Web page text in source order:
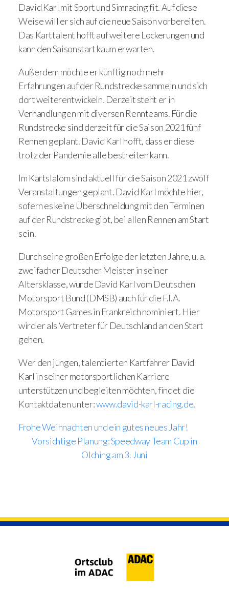
David Karl mit Sport und Simracing fit. Auf diese
Weise will er sich auf die neue Saison vorbereiten.
Das Karttalent hofft auf weitere Lockerungen und
kann den Saisonstart kaum erwarten.
Außerdem möchte er künftig noch mehr
Erfahrungen auf der Rundstrecke sammeln und sich
dort weiterentwickeln. Derzeit steht er in
Verhandlungen mit diversen Rennteams. Für die
Rundstrecke sind derzeit für die Saison 2021 fünf
Rennen geplant. David Karl hofft, dass er diese
trotz der Pandemie alle bestreiten kann.
Im Kartslalom sind aktuell für die Saison 2021 zwölf
Veranstaltungen geplant. David Karl möchte hier,
sofern es keine Überschneidung mit den Terminen
auf der Rundstrecke gibt, bei allen Rennen am Start
sein.
Durch seine großen Erfolge der letzten Jahre, u. a.
zweifacher Deutscher Meister in seiner
Altersklasse, wurde David Karl vom Deutschen
Motorsport Bund (DMSB) auch für die F.I.A.
Motorsport Games in Frankreich nominiert. Hier
wird er als Vertreter für Deutschland an den Start
gehen.
Wer den jungen, talentierten Kartfahrer David
Karl in seiner motorsportlichen Karriere
unterstützen und begleiten möchten, findet die
Kontaktdaten unter:www.david-karl-racing.de.
Frohe Weihnachten und ein gutes neues Jahr!
Vorsichtige Planung: Speedway Team Cup in
Olching am 3. Juni